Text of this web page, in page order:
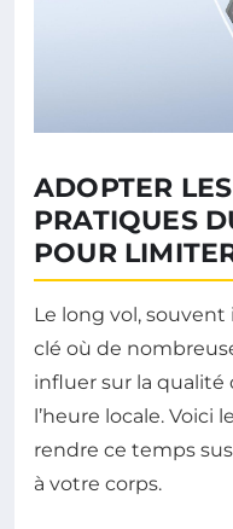
ADOPTER
PRATIQUES
POUR
Le long vol,
clé où de
influer sur la qualité
l’heure locale.
rendre ce temps
à votre corps.